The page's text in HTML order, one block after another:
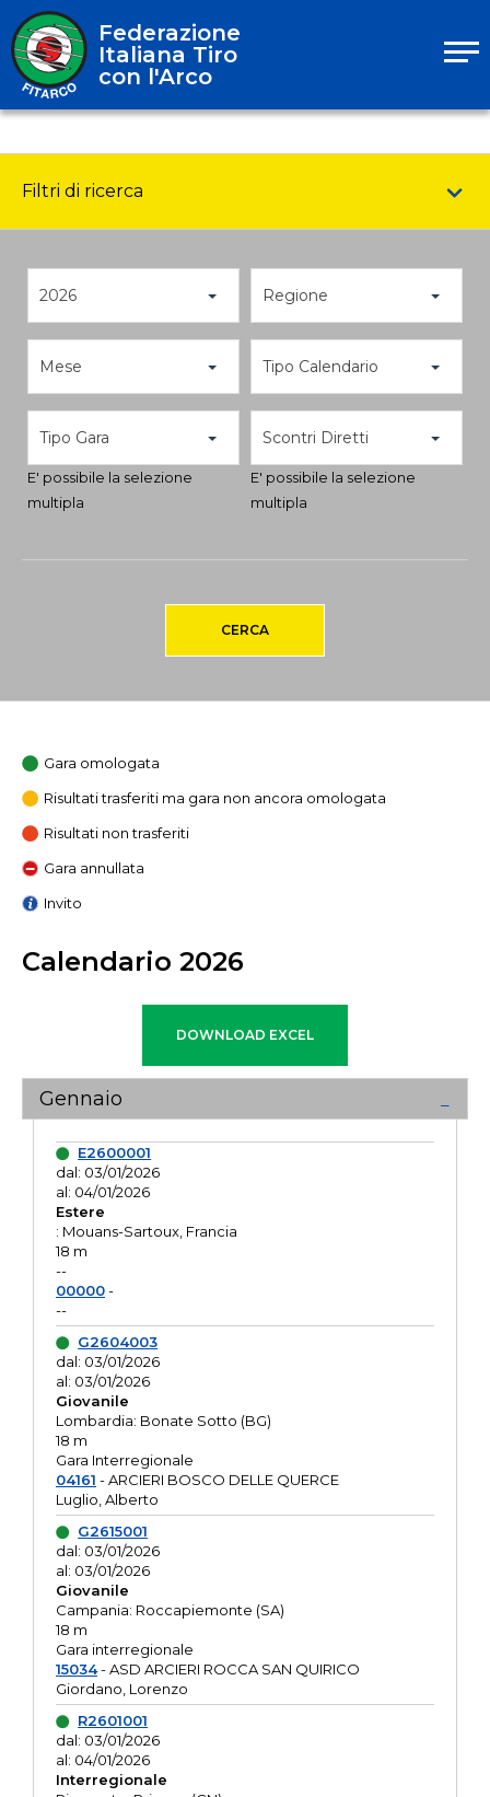
Federazione
Italiana Tiro
con l'Arco
Filtri di ricerca
2026 Regione
Mese Tipo Calendario
Tipo Gara
E' possibile la selezione
multipla
Scontri Diretti
E' possibile la selezione
multipla
CERCA
Gara omologata
Risultati trasferiti ma gara non ancora omologata
Risultati non trasferiti
Gara annullata
Invito
Calendario 2026
Gennaio
E2600001
dal: 03/01/2026
al: 04/01/2026
Estere
: Mouans-Sartoux, Francia
18 m
--
00000-
--
G2604003
dal: 03/01/2026
al: 03/01/2026
Giovanile
Lombardia: Bonate Sotto (BG)
18 m
Gara Interregionale
04161 - ARCIERI BOSCO DELLE QUERCE
Luglio, Alberto
G2615001
dal: 03/01/2026
al: 03/01/2026
Giovanile
Campania: Roccapiemonte (SA)
18 m
Gara interregionale
15034- ASD ARCIERI ROCCA SAN QUIRICO
Giordano, Lorenzo
R2601001
dal: 03/01/2026
al: 04/01/2026
Interregionale